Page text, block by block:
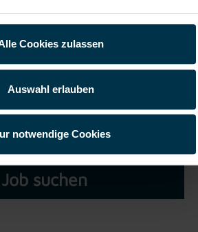
Cookies zulassen
Auswahl erlauben
notwendige Cookies
gelesen und verstanden
personenbezogenen Daten im
für die Dauer von drei
dürfen.*
Job suchen